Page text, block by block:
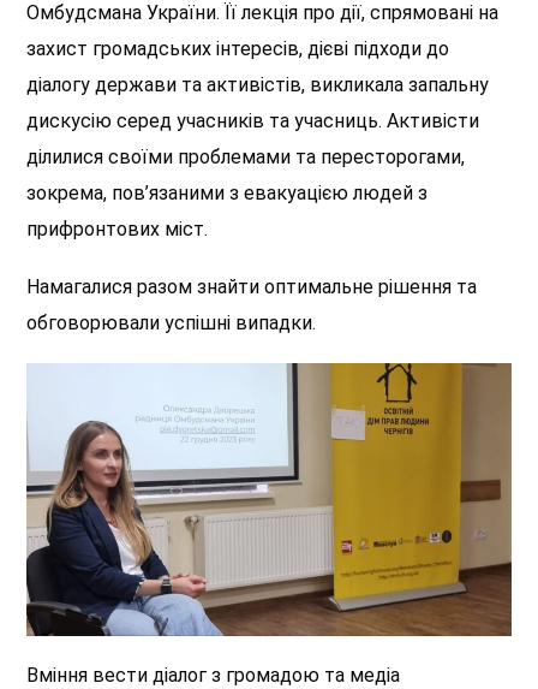
Омбудсмана України. Її лекція про дії, спрямовані на
захист громадських інтересів, дієві підходи до
діалогу держави та активістів, викликала запальну
дискусію серед учасників та учасниць. Активісти
ділилися своїми проблемами та пересторогами,
зокрема, пов’язаними з евакуацією людей з
прифронтових міст.
Намагалися разом знайти оптимальне рішення та
обговорювали успішні випадки.
Вміння вести діалог з громадою та медіа